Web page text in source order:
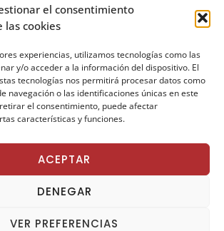
el consentimiento
las cookies
experiencias, utilizamos tecnologías como las
y/o acceder a la información del dispositivo. El
tecnologías nos permitirá procesar datos como
navegación o las identificaciones únicas en este
el consentimiento, puede afectar
características y funciones.
ACEPTAR
DENEGAR
VER PREFERENCIAS
NOSOTROS
más de 20 años
autocavanas,
y campers
somos profesionales que
seguridad y la de los suyos»
MV Aseguradores Ⓡ sigue siendo líder y una
sector asegurador. Con una gran reputación
muy bien desarrollado por nuestro grupo de
personalmente sobre las coberturas que